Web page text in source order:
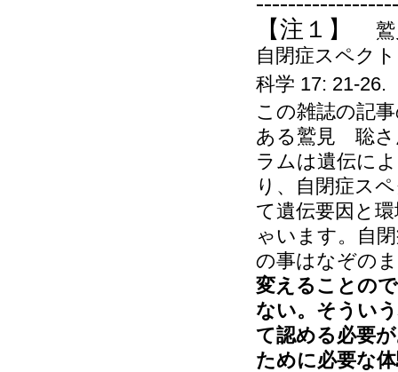
【注１】
自閉症スペク
科学 17: 21-26.
この雑誌の記
ある鷲見 聡さ
ラムは遺伝に
り、自閉症ス
て遺伝要因と
ゃいます。自
の事はなぞの
変えることの
ない。そうい
て認める必要
ために必要な